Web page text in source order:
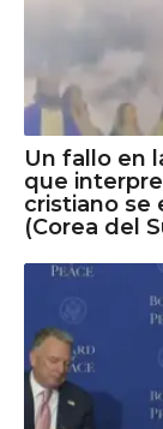
Un fallo en
que
cristiano se
(Corea del